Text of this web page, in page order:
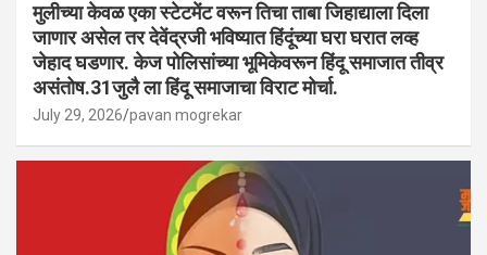
मुलीच्या केवळ एका स्टेटमेंट वरून तिचा ताबा जिहाद्याला दिला
जाणार असेल तर देवेंद्रजी भविष्यात हिंदूंच्या घरा घरात लव्ह
जेहाद घडणार. केज पोलिसांच्या भूमिकेवरून हिंदू समाजात तीव्र
असंतोष.31जुलै ला हिंदू समाजाचा विराट मोर्चा.
July 29, 2026 pavan mogrekar